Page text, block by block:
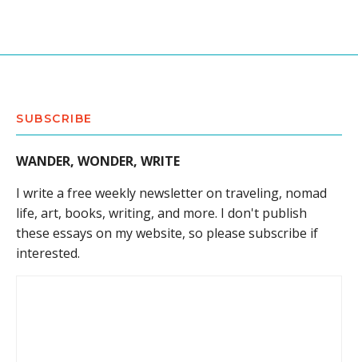
SUBSCRIBE
WANDER, WONDER, WRITE
I write a free weekly newsletter on traveling, nomad
life, art, books, writing, and more. I don't publish
these essays on my website, so please subscribe if
interested.